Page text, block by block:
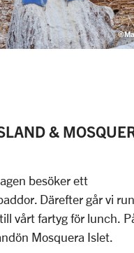
&
besöker ett
Därefter går vi
vårt fartyg för lunch.
Mosquera Islet.